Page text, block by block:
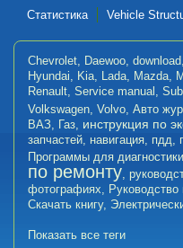
Статистика
Vehicle
Chevrolet, Daewoo, download,
Hyundai, Kia, Lada, Mazda,
Renault, Service manual ,
Volkswagen, Volvo, Авто
ВАЗ, Газ, инструкция по
запчастей, навигация, пдд,
Программы для
по ремонту,
фотографиях, Руководство
Скачать книгу,
Показать все теги